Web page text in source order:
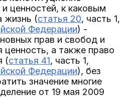
ценностей, к каковым
жизнь (статья 20, часть 1,
Федерации) -
прав и свобод и
ценность, а также право
(статья 41, часть 1,
Федерации), без
значение многие
от 19 мая 2009